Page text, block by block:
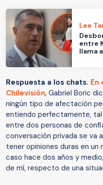
Lee
entre
llama
Respuesta a los chats. En
Chilevisión, Gabriel Boric
ningún tipo de afectación
entiendo perfectamente,
entre dos personas de
conversación privada se va
tener opiniones duras en
caso hace dos años y
de mí, respecto de una